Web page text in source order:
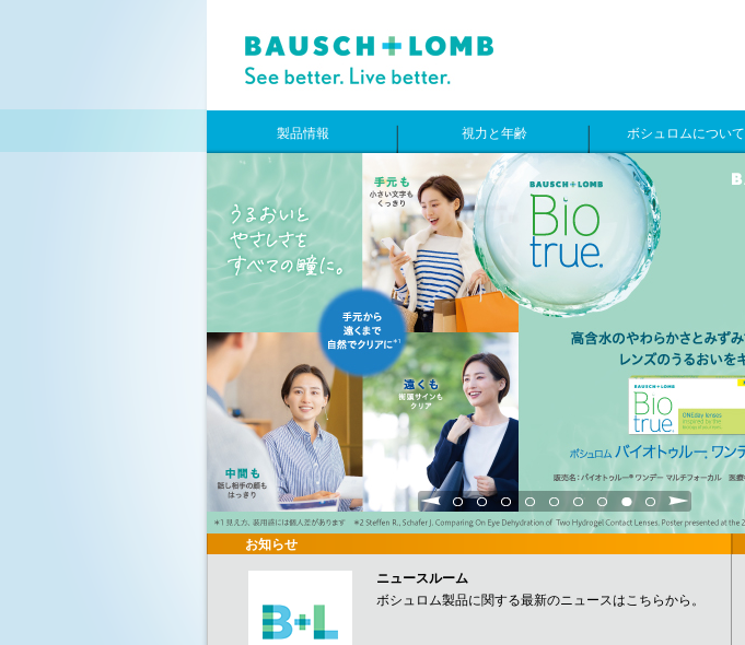
製品情報 視力と年齢 ボシュロムについて
1 2 3 4 5 6 7 8 9
お知らせ
ニュースルーム
ボシュロム製品に関する最新のニュースはこちらから。